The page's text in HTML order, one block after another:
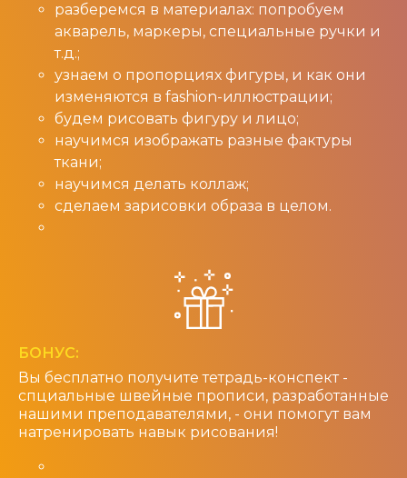
разберемся в материалах: попробуем
акварель, маркеры, специальные ручки и
т.д.;
узнаем о пропорциях фигуры, и как они
изменяются в fashion-иллюстрации;
будем рисовать фигуру и лицо;
научимся изображать разные фактуры
ткани;
научимся делать коллаж;
сделаем зарисовки образа в целом.
БОНУС:
Вы бесплатно получите тетрадь-конспект -
спциальные швейные прописи, разработанные
нашими преподавателями, - они помогут вам
натренировать навык рисования!